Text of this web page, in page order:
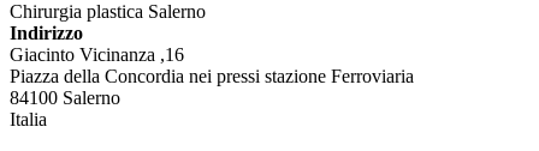
Chirurgia plastica Salerno
Indirizzo
Giacinto Vicinanza ,16
Piazza della Concordia nei pressi stazione Ferroviaria
84100 Salerno
Italia